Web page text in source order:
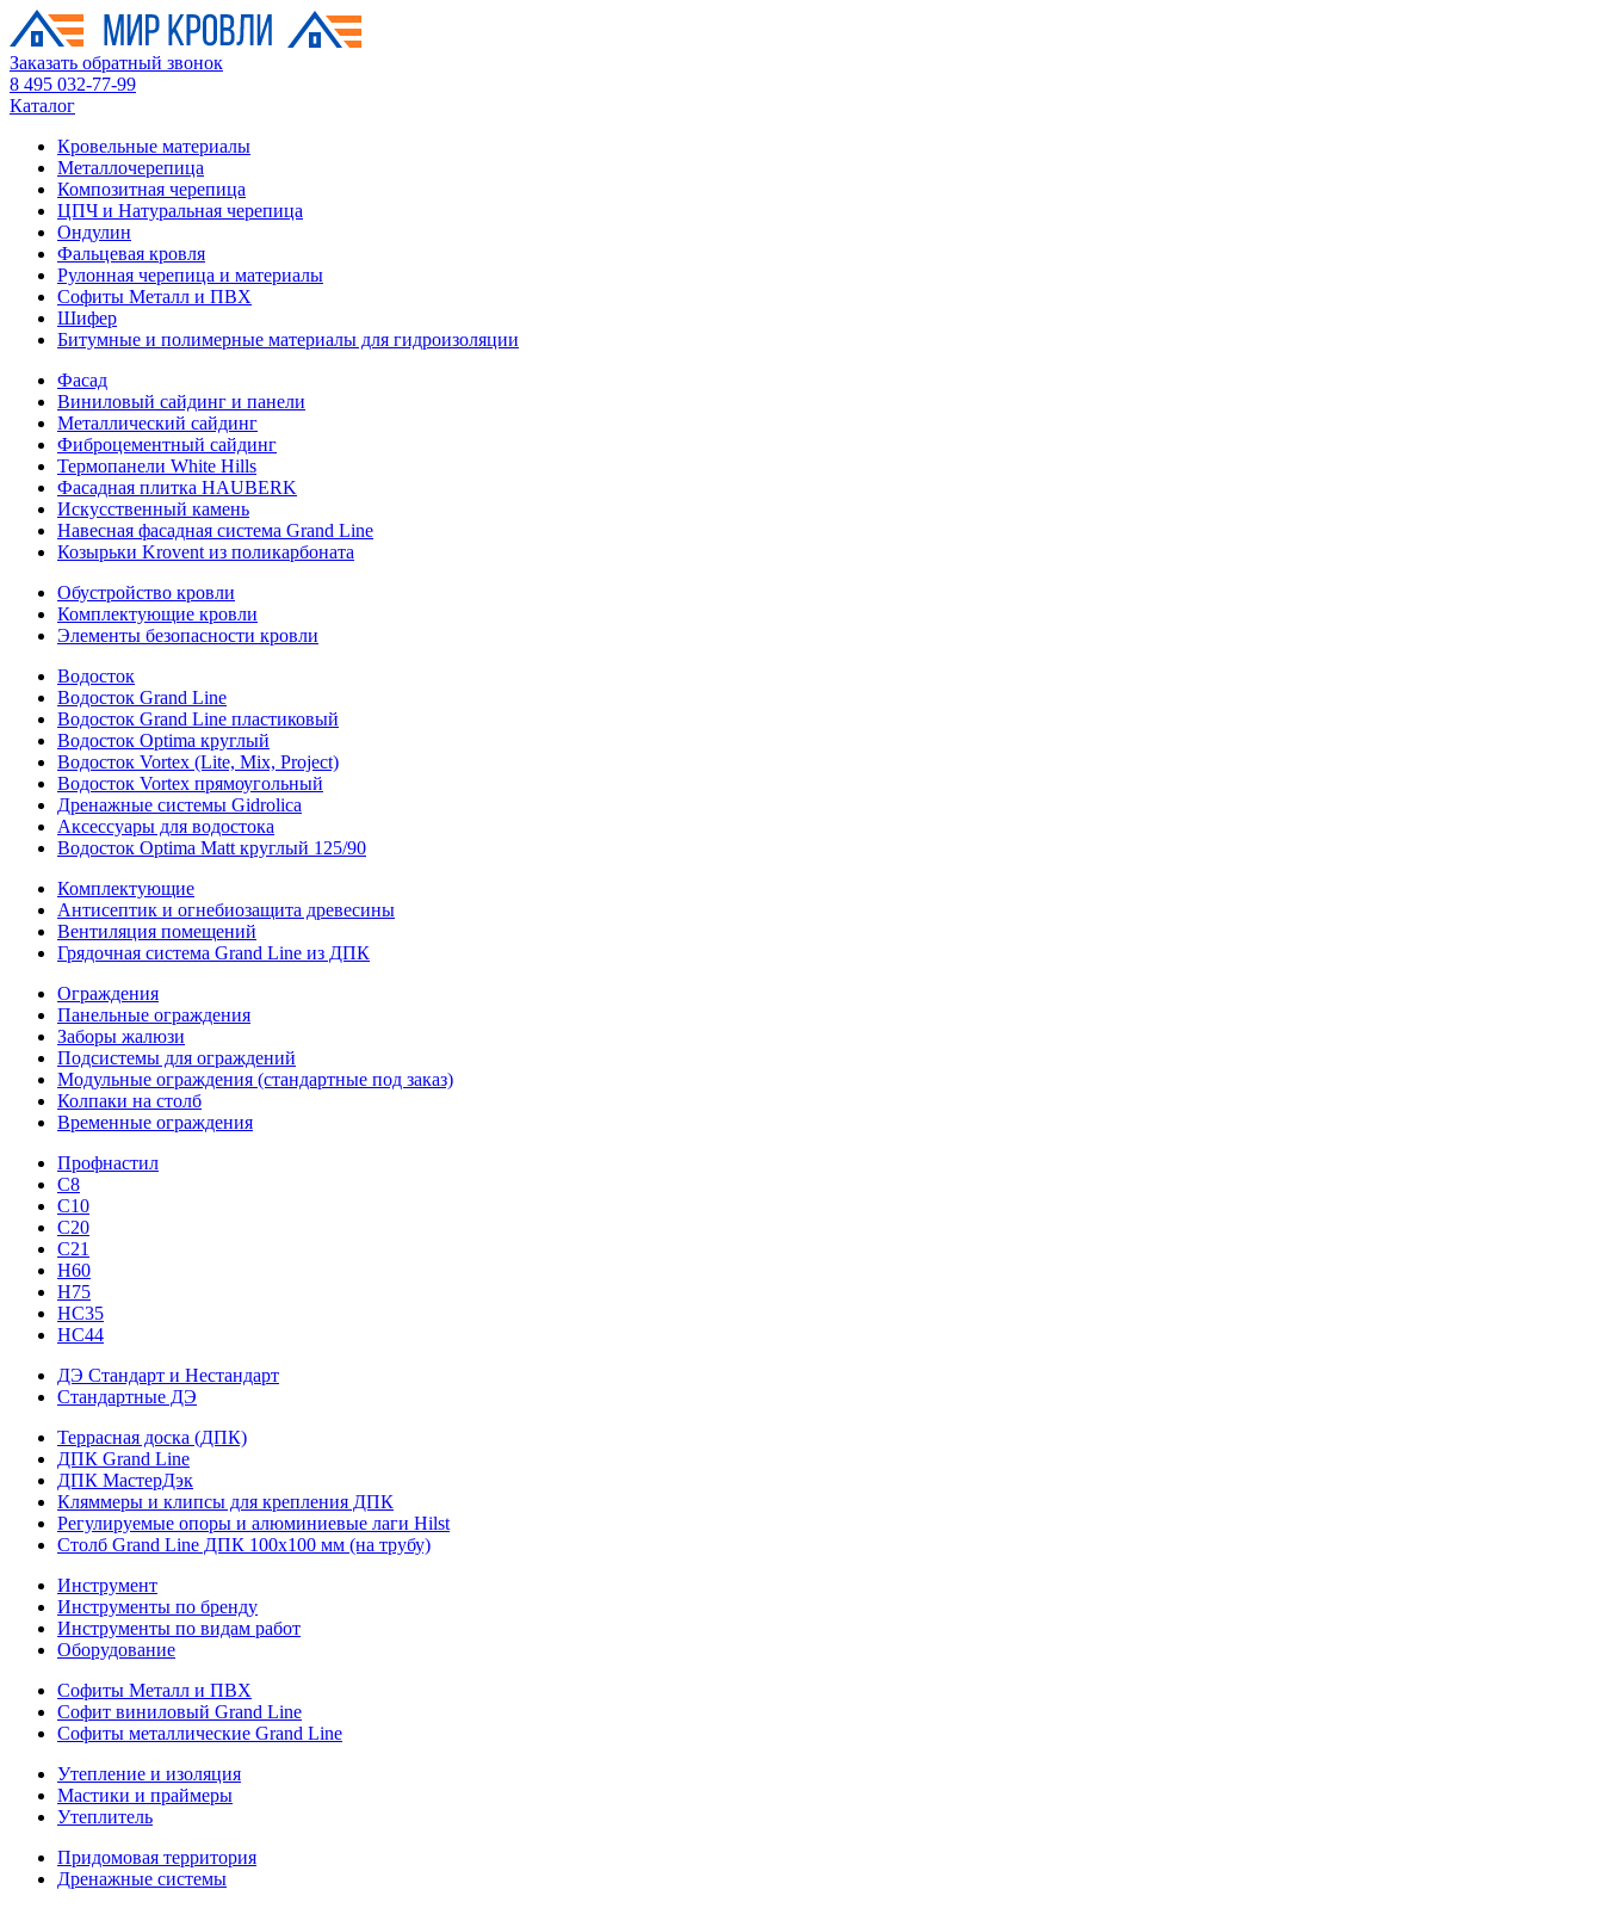
Заказать обратный звонок
8 495 032-77-99
Каталог
Кровельные материалы
Металлочерепица
Композитная черепица
ЦПЧ и Натуральная черепица
Ондулин
Фальцевая кровля
Рулонная черепица и материалы
Софиты Металл и ПВХ
Шифер
Битумные и полимерные материалы для гидроизоляции
Фасад
Виниловый сайдинг и панели
Металлический сайдинг
Фиброцементный сайдинг
Термопанели White Hills
Фасадная плитка HAUBERK
Искусственный камень
Навесная фасадная система Grand Line
Козырьки Krovent из поликарбоната
Обустройство кровли
Комплектующие кровли
Элементы безопасности кровли
Водосток
Водосток Grand Line
Водосток Grand Line пластиковый
Водосток Optima круглый
Водосток Vortex (Lite, Mix, Project)
Водосток Vortex прямоугольный
Дренажные системы Gidrolica
Аксессуары для водостока
Водосток Optima Matt круглый 125/90
Комплектующие
Антисептик и огнебиозащита древесины
Вентиляция помещений
Грядочная система Grand Line из ДПК
Ограждения
Панельные ограждения
Заборы жалюзи
Подсистемы для ограждений
Модульные ограждения (стандартные под заказ)
Колпаки на столб
Временные ограждения
Профнастил
С8
С10
С20
С21
H60
H75
HС35
НС44
ДЭ Стандарт и Нестандарт
Стандартные ДЭ
Террасная доска (ДПК)
ДПК Grand Line
ДПК МастерДэк
Кляммеры и клипсы для крепления ДПК
Регулируемые опоры и алюминиевые лаги Hilst
Столб Grand Line ДПК 100х100 мм (на трубу)
Инструмент
Инструменты по бренду
Инструменты по видам работ
Оборудование
Софиты Металл и ПВХ
Софит виниловый Grand Line
Софиты металлические Grand Line
Утепление и изоляция
Мастики и праймеры
Утеплитель
Придомовая территория
Дренажные системы